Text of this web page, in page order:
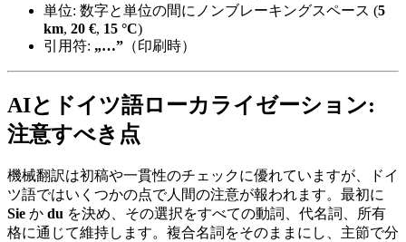
単位: 数字と単位の間にノンブレーキングスペース (5
km, 20 €, 15 °C)
引用符: „…” （印刷時）
AIとドイツ語ローカライゼーション:
注意すべき点
機械翻訳は初稿や一貫性のチェックに優れていますが、ドイ
ツ語ではいくつかの点で人間の注意が報われます。最初に
Sie か du を決め、その選択をすべての動詞、代名詞、所有
格に通じて維持します。複合名詞をそのままにし、主節で分